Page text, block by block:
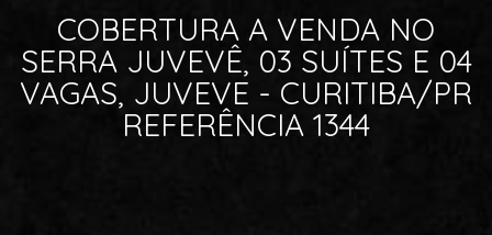
COBERTURA A VENDA NO
SERRA JUVEVÊ, 03 SUÍTES E 04
VAGAS, JUVEVE - CURITIBA/PR
REFERÊNCIA 1344